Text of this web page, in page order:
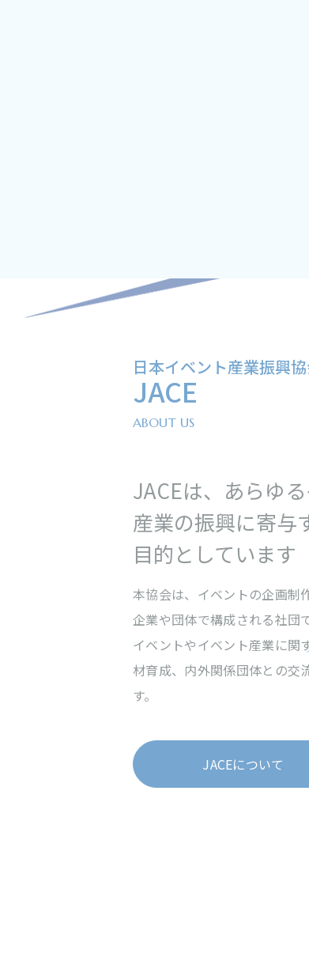
日本イベント産業振興
JACE
ABOUT US
JACEは、あらゆ
産業の振興に寄与
目的としています
本協会は、イベントの企画制
企業や団体で構成される社団
イベントやイベント産業に関
材育成、内外関係団体との交
す。
JACEについて